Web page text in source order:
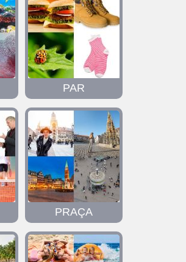
PAR
PRAÇA